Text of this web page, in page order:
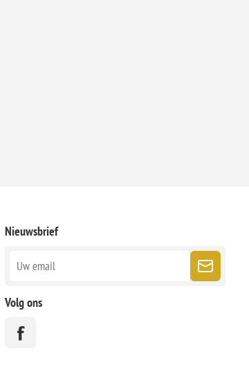
Nieuwsbrief
Volg ons